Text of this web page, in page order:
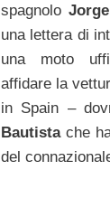
spagnolo
una lettera di
una moto
affidare la
in Spain –
Bautistache
del